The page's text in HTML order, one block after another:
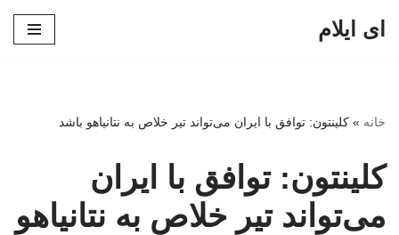
ای ایلام
خانه » کلینتون: توافق با ایران می‌تواند تیر خلاص به نتانیاهو باشد
کلینتون: توافق با ایران
می‌تواند تیر خلاص به نتانیاهو